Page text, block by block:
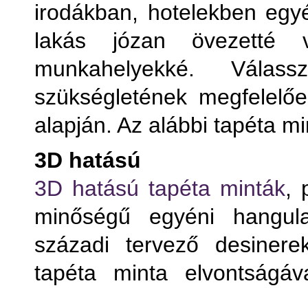
irodákban, hotelekben
lakás józan övezetté
munkahelyekké.
szükségletének
alapján. Az alábbi tapéta
3D hatású
3D hatású tapéta minták,
minőségű egyéni
századi tervező
tapéta minta